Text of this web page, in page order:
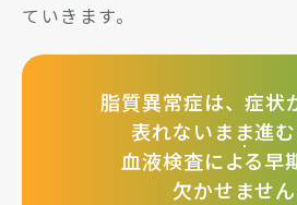
ていきます。
脂質異常症は、症状
表れないまま進む
血液検査による早
欠かせません